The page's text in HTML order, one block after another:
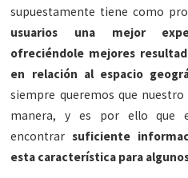
supuestamente tiene como
usuarios una mejor
ofreciéndole mejores
en relación al espacio
siempre queremos que nuestro
manera, y es por ello que
encontrarsuficiente
esta característica para